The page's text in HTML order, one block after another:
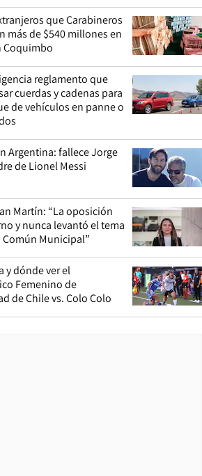
que Carabineros
más de $540 millones en
Coquimbo
reglamento que
cuerdas y cadenas para
de vehículos en panne o
Argentina: fallece Jorge
de Lionel Messi
Martín: “La oposición
y nunca levantó el tema
Municipal”
y dónde ver el
Femenino de
de Chile vs. Colo Colo